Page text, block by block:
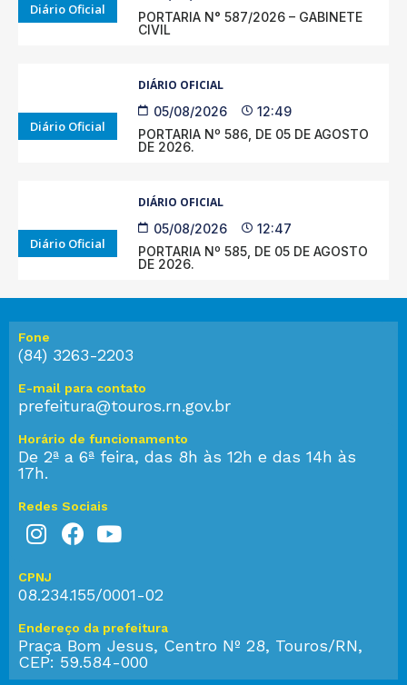
Diário Oficial
PORTARIA N° 587/2026 – GABINETE
CIVIL
Diário Oficial
DIÁRIO OFICIAL
05/08/2026
12:49
PORTARIA Nº 586, DE 05 DE AGOSTO
DE 2026.
Diário Oficial
DIÁRIO OFICIAL
05/08/2026
12:47
PORTARIA Nº 585, DE 05 DE AGOSTO
DE 2026.
Fone
(84) 3263-2203
E-mail para contato
prefeitura@touros.rn.gov.br
Horário de funcionamento
De 2ª a 6ª feira, das 8h às 12h e das 14h às
17h.
Redes Sociais
CPNJ
08.234.155/0001-02
Endereço da prefeitura
Praça Bom Jesus, Centro Nº 28, Touros/RN,
CEP: 59.584-000